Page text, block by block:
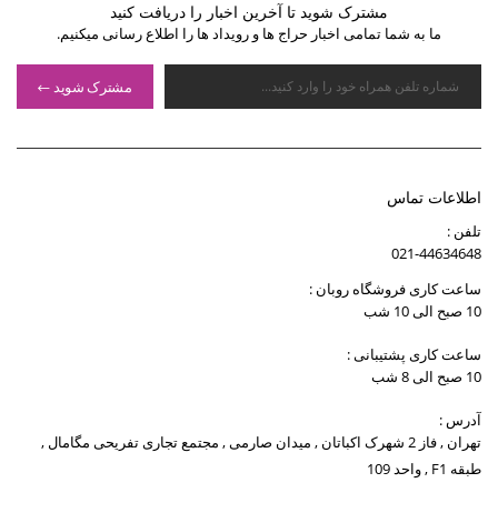
مشترک شوید تا آخرین اخبار را دریافت کنید
ما به شما تمامی اخبار حراج ها و رویداد ها را اطلاع رسانی میکنیم.
مشترک شوید
اطلاعات تماس
تلفن :
021-44634648
ساعت کاری فروشگاه روبان :
10 صبح الی 10 شب
ساعت کاری پشتیبانی :
10 صبح الی 8 شب
آدرس :
تهران , فاز 2 شهرک اکباتان , میدان صارمی , مجتمع تجاری تفریحی مگامال ,
طبقه F1 , واحد 109